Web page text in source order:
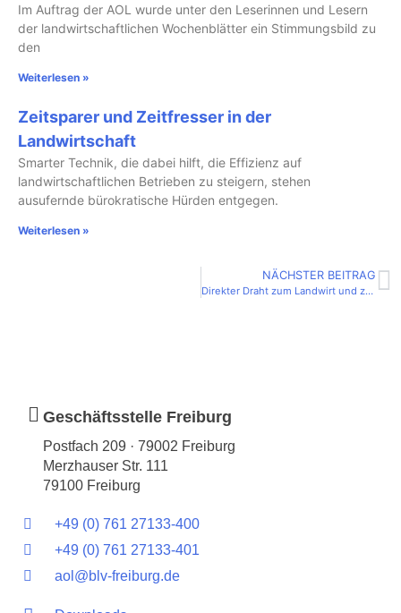
Im Auftrag der AOL wurde unter den Leserinnen und Lesern
der landwirtschaftlichen Wochenblätter ein Stimmungsbild zu
den
Weiterlesen »
Zeitsparer und Zeitfresser in der
Landwirtschaft
Smarter Technik, die dabei hilft, die Effizienz auf
landwirtschaftlichen Betrieben zu steigern, stehen
ausufernde bürokratische Hürden entgegen.
Weiterlesen »
NÄCHSTER BEITRAG
Direkter Draht zum Landwirt und zur Agrarbranche
Geschäftsstelle Freiburg
Postfach 209 · 79002 Freiburg
Merzhauser Str. 111
79100 Freiburg
+49 (0) 761 27133-400
+49 (0) 761 27133-401
aol@blv-freiburg.de